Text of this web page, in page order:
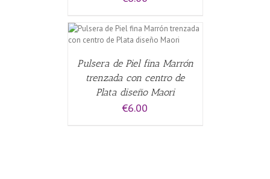
Pulsera de Piel fina Marrón
trenzada con centro de
Plata diseño Maori
€6.00